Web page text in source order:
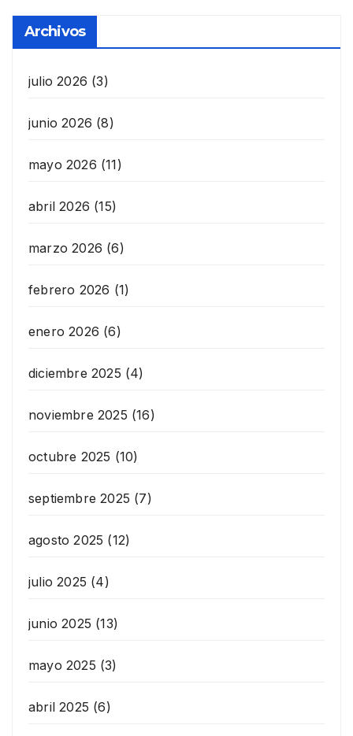
Archivos
julio 2026 (3)
junio 2026 (8)
mayo 2026 (11)
abril 2026 (15)
marzo 2026 (6)
febrero 2026 (1)
enero 2026 (6)
diciembre 2025 (4)
noviembre 2025 (16)
octubre 2025 (10)
septiembre 2025 (7)
agosto 2025 (12)
julio 2025 (4)
junio 2025 (13)
mayo 2025 (3)
abril 2025 (6)